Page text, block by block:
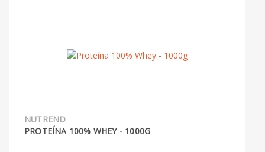
NUTREND
PROTEÍNA 100% WHEY - 1000G